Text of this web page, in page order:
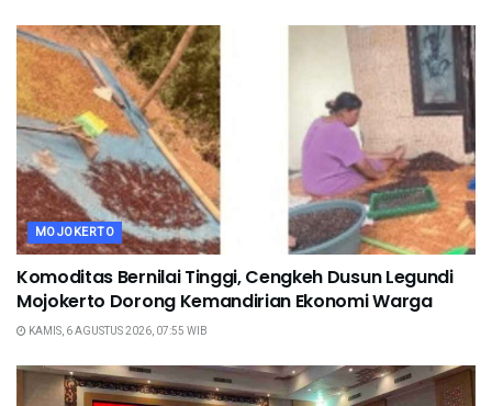
MOJOKERTO
Komoditas Bernilai Tinggi, Cengkeh Dusun Legundi
Mojokerto Dorong Kemandirian Ekonomi Warga
KAMIS, 6 AGUSTUS 2026, 07:55 WIB